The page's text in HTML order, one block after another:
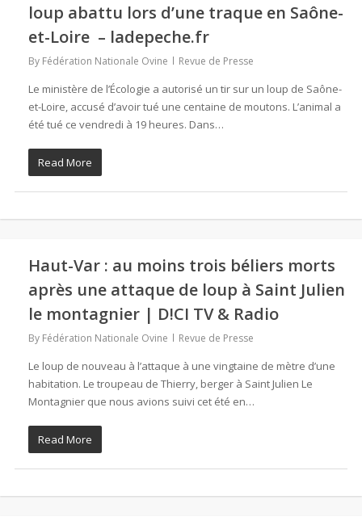
loup abattu lors d’une traque en Saône-
et-Loire – ladepeche.fr
By Fédération Nationale Ovine Revue de Presse
Le ministère de l’Écologie a autorisé un tir sur un loup de Saône-
et-Loire, accusé d’avoir tué une centaine de moutons. L’animal a
été tué ce vendredi à 19 heures. Dans…
Read More
Haut-Var : au moins trois béliers morts
après une attaque de loup à Saint Julien
le montagnier | D!CI TV & Radio
By Fédération Nationale Ovine Revue de Presse
Le loup de nouveau à l’attaque à une vingtaine de mètre d’une
habitation. Le troupeau de Thierry, berger à Saint Julien Le
Montagnier que nous avions suivi cet été en…
Read More